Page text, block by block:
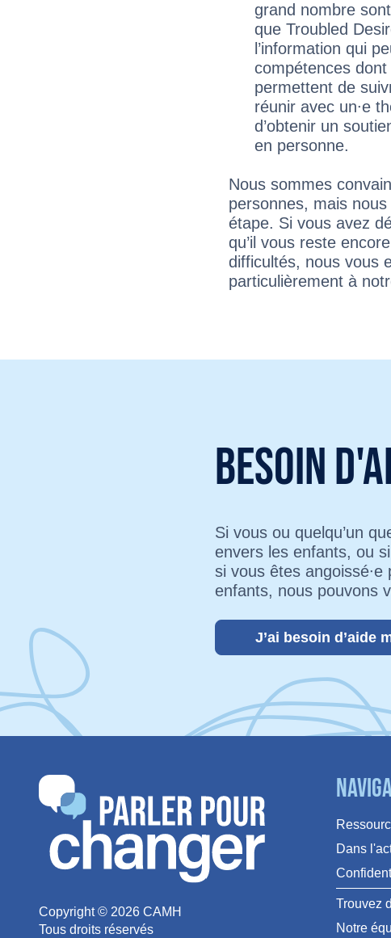
grand nombre
que Troubled
l’information qui
compétences
permettent de
réunir avec un∙e
d’obtenir un
en personne.
Nous sommes
personnes, mais
étape. Si vous avez
qu’il vous reste
difficultés, nous vous
particulièrement à
Besoin
Si vous ou quelqu’un
envers les enfants, ou
si vous êtes
enfants, nous pouvons
J’ai besoin d’aide
Copyright © 2026 CAMH
Tous droits réservés
Dans
Trouvez
Notre